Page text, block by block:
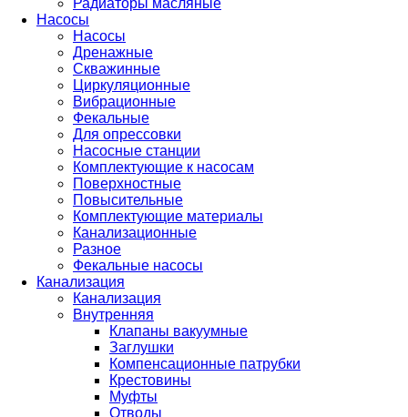
Радиаторы масляные
Насосы
Насосы
Дренажные
Скважинные
Циркуляционные
Вибрационные
Фекальные
Для опрессовки
Насосные станции
Комплектующие к насосам
Поверхностные
Повысительные
Комплектующие материалы
Канализационные
Разное
Фекальные насосы
Канализация
Канализация
Внутренняя
Клапаны вакуумные
Заглушки
Компенсационные патрубки
Крестовины
Муфты
Отводы